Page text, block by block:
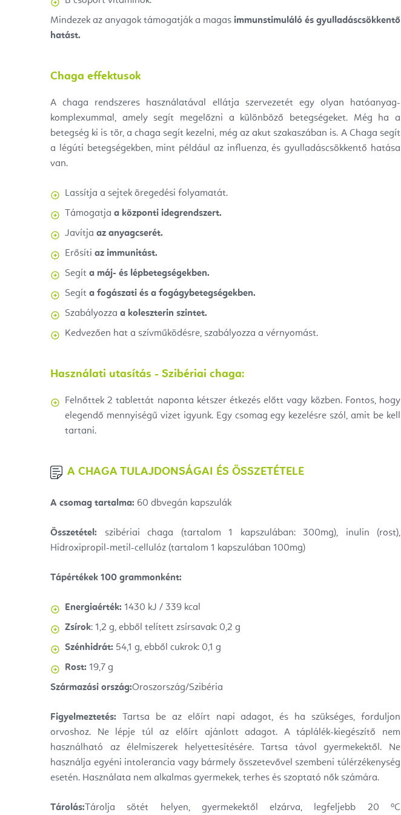
Mindezek az anyagok támogatják a magas immunstimuláló és gyulladáscsökkentő
hatást.
Chaga effektusok
A chaga rendszeres használatával ellátja szervezetét egy olyan hatóanyag-
komplexummal, amely segít megelőzni a különböző betegségeket. Még ha a
betegség ki is tör, a chaga segít kezelni, még az akut szakaszában is. A Chaga segít
a légúti betegségekben, mint például az influenza, és gyulladáscsökkentő hatása
van.
Lassítja a sejtek öregedési folyamatát.
Támogatja a központi idegrendszert.
Javítja az anyagcserét.
Erősíti az immunitást.
Segít a máj- és lépbetegségekben.
Segít a fogászati ​​és a fogágybetegségekben.
Szabályozza a koleszterin szintet.
Kedvezően hat a szívműködésre, szabályozza a vérnyomást.
Használati utasítás - Szibériai chaga:
Felnőttek 2 tablettát naponta kétszer étkezés előtt vagy közben. Fontos, hogy
elegendő mennyiségű vizet igyunk. Egy csomag egy kezelésre szól, amit be kell
tartani.
A CHAGA TULAJDONSÁGAI ÉS ÖSSZETÉTELE
A csomag tartalma: 60 dbvegán kapszulák
Összetétel: szibériai chaga (tartalom 1 kapszulában: 300mg), inulin (rost),
Hidroxipropil-metil-cellulóz (tartalom 1 kapszulában 100mg)
Tápértékek 100 grammonként:
Energiaérték: 1430 kJ / 339 kcal
Zsírok: 1,2 g, ebből telített zsírsavak: 0,2 g
Szénhidrát: 54,1 g, ebből cukrok: 0,1 g
Rost: 19,7 g
Származási ország:Oroszország/Szibéria
Figyelmeztetés: Tartsa be az előírt napi adagot, és ha szükséges, forduljon
orvoshoz.
Ne lépje túl az előírt ajánlott adagot. A táplálék-kiegészítő nem
használható az élelmiszerek helyettesítésére. Tartsa távol gyermekektől. Ne
használja egyéni intolerancia vagy bármely összetevővel szembeni túlérzékenység
esetén. Használata nem alkalmas gyermekek, terhes és szoptató nők számára.
Tárolás: Tárolja sötét helyen, gyermekektől elzárva, legfeljebb 20 ºC